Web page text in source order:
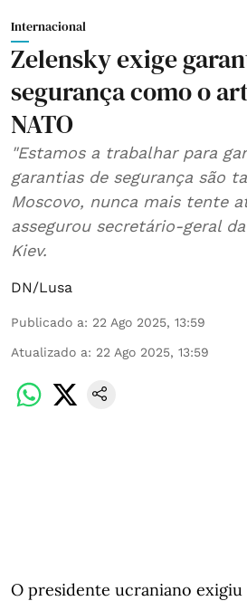
Internacional
Zelensky exige
segurança como o
NATO
"Estamos a trabalhar para
garantias de segurança são
Moscovo, nunca mais tente
assegurou secretário-geral
Kiev.
DN/Lusa
Publicado a: 22 Ago 2025, 13:59
Atualizado a: 22 Ago 2025, 13:59
O presidente ucraniano exigiu